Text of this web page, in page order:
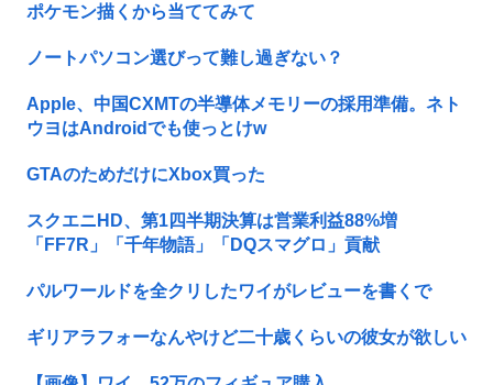
ポケモン描くから当ててみて
ノートパソコン選びって難し過ぎない？
Apple、中国CXMTの半導体メモリーの採用準備。ネト
ウヨはAndroidでも使っとけw
GTAのためだけにXbox買った
スクエニHD、第1四半期決算は営業利益88%増
「FF7R」「千年物語」「DQスマグロ」貢献
パルワールドを全クリしたワイがレビューを書くで
ギリアラフォーなんやけど二十歳くらいの彼女が欲しい